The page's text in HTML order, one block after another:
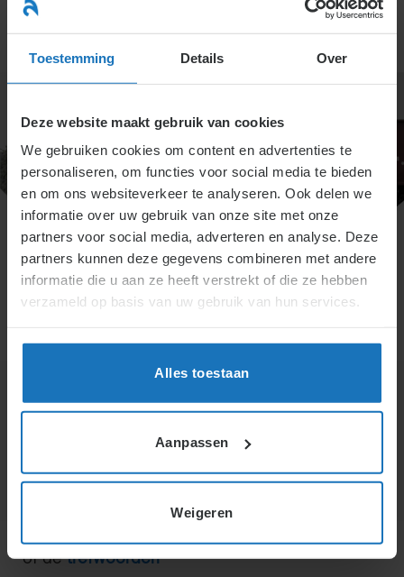
Toestemming Details Over
Deze website maakt gebruik van cookies
We gebruiken cookies om content en advertenties te
personaliseren, om functies voor social media te bieden
en om ons websiteverkeer te analyseren. Ook delen we
informatie over uw gebruik van onze site met onze
partners voor social media, adverteren en analyse. Deze
partners kunnen deze gegevens combineren met andere
informatie die u aan ze heeft verstrekt of die ze hebben
verzameld op basis van uw gebruik van hun services.
Alles toestaan
Aanpassen
Weigeren
naar
inhoud
De meest geraadpleegde
Zoeken
of detrefwoorden